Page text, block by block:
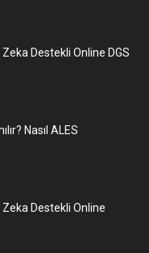
Destekli Online DGS
Nasıl ALES
Zeka Destekli Online